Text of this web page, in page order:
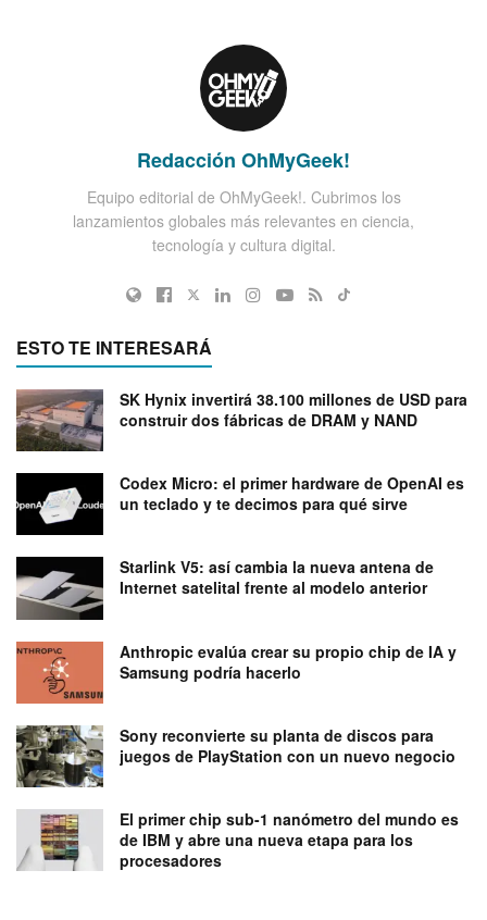
Redacción OhMyGeek!
Equipo editorial de OhMyGeek!. Cubrimos los
lanzamientos globales más relevantes en ciencia,
tecnología y cultura digital.
ESTO TE INTERESARÁ
SK Hynix invertirá 38.100 millones de USD para
construir dos fábricas de DRAM y NAND
Codex Micro: el primer hardware de OpenAI es
un teclado y te decimos para qué sirve
Starlink V5: así cambia la nueva antena de
Internet satelital frente al modelo anterior
Anthropic evalúa crear su propio chip de IA y
Samsung podría hacerlo
Sony reconvierte su planta de discos para
juegos de PlayStation con un nuevo negocio
El primer chip sub-1 nanómetro del mundo es
de IBM y abre una nueva etapa para los
procesadores